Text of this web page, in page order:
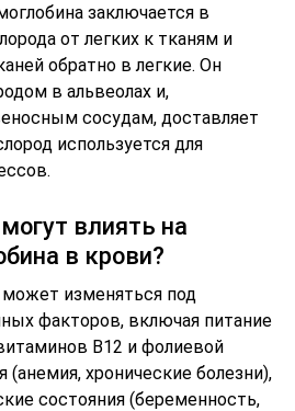
заключается в
от легких к тканям и
обратно в легкие. Он
в альвеолах и,
сосудам, доставляет
используется для
влиять на
в крови?
изменяться под
факторов, включая питание
B12 и фолиевой
(анемия, хронические болезни),
состояния (беременность,